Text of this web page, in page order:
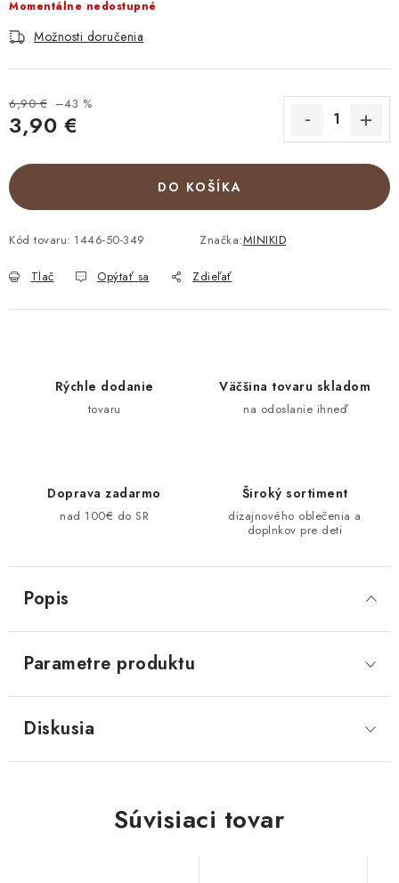
Momentálne nedostupné
Možnosti doručenia
6,90 € –43 %
3,90 €
DO KOŠÍKA
Kód tovaru: 1446-50-349 Značka:MINIKID
Tlač Opýtať sa Zdieľať
Rýchle dodanie
tovaru
Väčšina tovaru skladom
na odoslanie ihneď
Doprava zadarmo
nad 100€ do SR
Široký sortiment
dizajnového oblečenia a
doplnkov pre deti
Popis
Parametre produktu
Diskusia
Súvisiaci tovar